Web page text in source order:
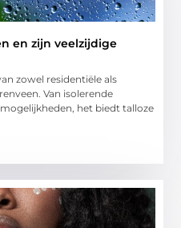
en zijn veelzijdige
zowel residentiële als
Van isolerende
het biedt talloze